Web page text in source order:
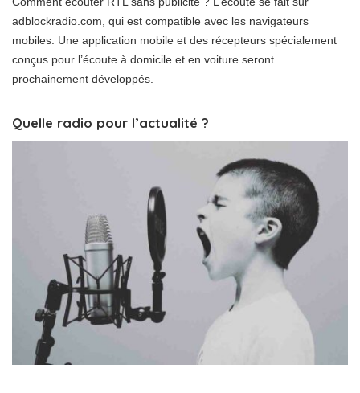
adblockradio.com, qui est compatible avec les navigateurs
mobiles. Une application mobile et des récepteurs spécialement
conçus pour l’écoute à domicile et en voiture seront
prochainement développés.
Quelle radio pour l’actualité ?